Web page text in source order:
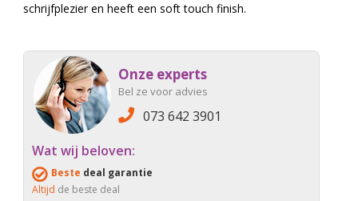
schrijfplezier en heeft een soft touch finish.
Onze experts
Bel ze voor advies
073 642 3901
Wat wij beloven:
Beste deal garantie
Altijd de beste deal